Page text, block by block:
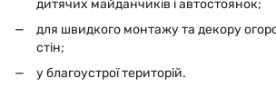
дитячих майданчиків і автостоянок;
для швидкого монтажу та декору
стін;
у благоустрої територій.